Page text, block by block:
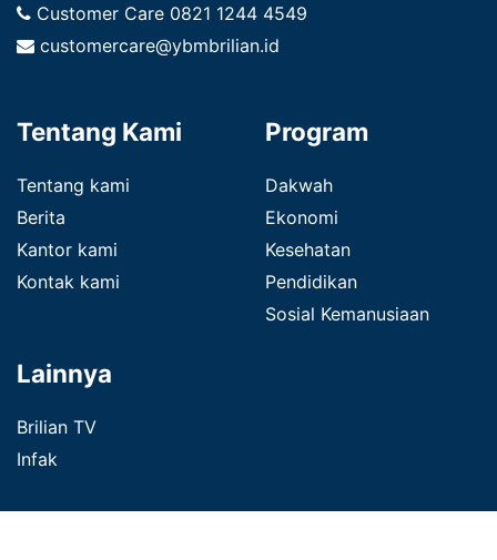
Customer Care 0821 1244 4549
customercare@ybmbrilian.id
Tentang Kami
Tentang kami
Berita
Kantor kami
Kontak kami
Program
Dakwah
Ekonomi
Kesehatan
Pendidikan
Sosial Kemanusiaan
Lainnya
Brilian TV
Infak